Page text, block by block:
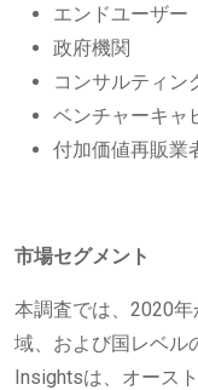
エンドユーザー
政府機関
コンサルティン
ベンチャーキャ
付加価値再販業
市場セグメント
本調査では、2020
域、および国レベル
Insightsは、オース